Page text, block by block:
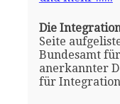
Die
Seite
Bundesamt
anerkannter
für